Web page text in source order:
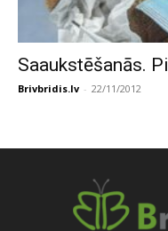
Saaukstēšanās.
Brivbridis.lv - 22/11/2012